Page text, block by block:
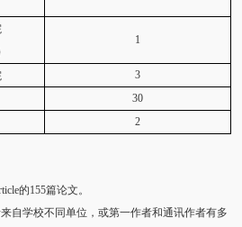
1
3
30
2
的155篇论文。
自学校不同单位，或第一作者和通讯作者有多